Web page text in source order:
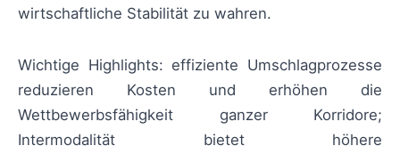
wirtschaftliche Stabilität zu wahren.
Wichtige Highlights: effiziente Umschlagprozesse
reduzieren Kosten und erhöhen die
Wettbewerbsfähigkeit ganzer Korridore;
Intermodalität bietet höhere